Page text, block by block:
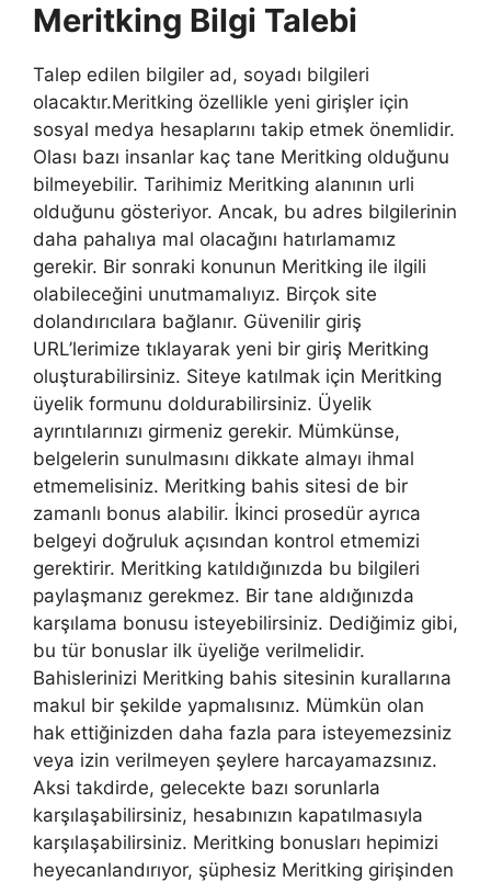
Meritking Bilgi Talebi
Talep edilen bilgiler ad, soyadı bilgileri
olacaktır.Meritking özellikle yeni girişler için
sosyal medya hesaplarını takip etmek önemlidir.
Olası bazı insanlar kaç tane Meritking olduğunu
bilmeyebilir. Tarihimiz Meritking alanının urli
olduğunu gösteriyor. Ancak, bu adres bilgilerinin
daha pahalıya mal olacağını hatırlamamız
gerekir. Bir sonraki konunun Meritking ile ilgili
olabileceğini unutmamalıyız. Birçok site
dolandırıcılara bağlanır. Güvenilir giriş
URL’lerimize tıklayarak yeni bir giriş Meritking
oluşturabilirsiniz. Siteye katılmak için Meritking
üyelik formunu doldurabilirsiniz. Üyelik
ayrıntılarınızı girmeniz gerekir. Mümkünse,
belgelerin sunulmasını dikkate almayı ihmal
etmemelisiniz. Meritking bahis sitesi de bir
zamanlı bonus alabilir. İkinci prosedür ayrıca
belgeyi doğruluk açısından kontrol etmemizi
gerektirir. Meritking katıldığınızda bu bilgileri
paylaşmanız gerekmez. Bir tane aldığınızda
karşılama bonusu isteyebilirsiniz. Dediğimiz gibi,
bu tür bonuslar ilk üyeliğe verilmelidir.
Bahislerinizi Meritking bahis sitesinin kurallarına
makul bir şekilde yapmalısınız. Mümkün olan
hak ettiğinizden daha fazla para isteyemezsiniz
veya izin verilmeyen şeylere harcayamazsınız.
Aksi takdirde, gelecekte bazı sorunlarla
karşılaşabilirsiniz, hesabınızın kapatılmasıyla
karşılaşabilirsiniz. Meritking bonusları hepimizi
heyecanlandırıyor, şüphesiz Meritking girişinden